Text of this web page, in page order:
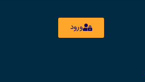
ورود